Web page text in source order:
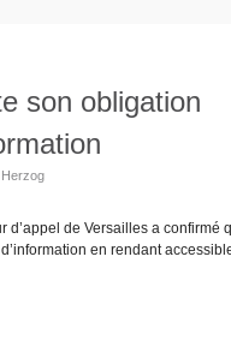
son obligation
d’appel de Versailles a confirmé
en rendant